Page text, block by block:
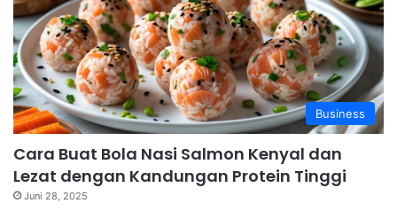
Business
Cara Buat Bola Nasi Salmon Kenyal dan
Lezat dengan Kandungan Protein Tinggi
Juni 28, 2025